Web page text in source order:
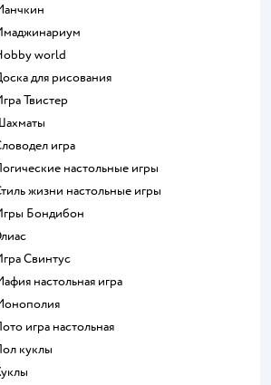
Манчкин
Имаджинариум
Hobby world
Доска для рисования
Игра Твистер
Шахматы
Словодел игра
Логические настольные игры
Стиль жизни настольные игры
Игры Бондибон
Элиас
Игра Свинтус
Мафия настольная игра
Монополия
Лото игра настольная
Лол куклы
Куклы